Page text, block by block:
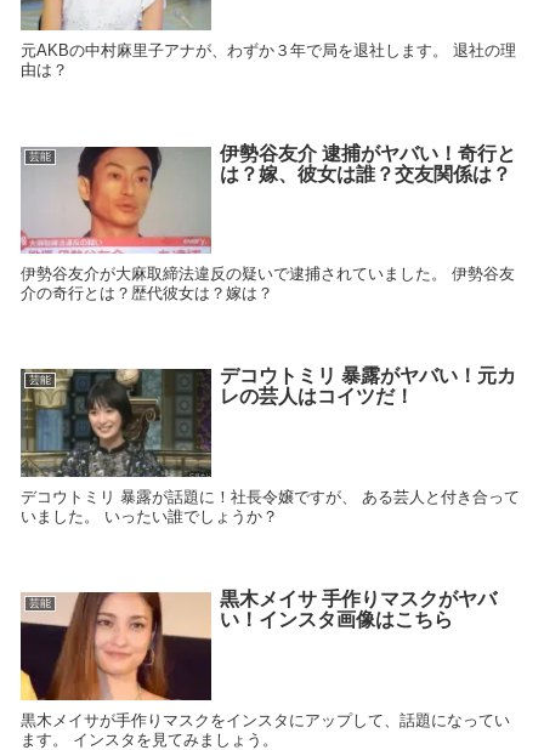
元AKBの中村麻里子アナが、わずか３年で局を退社します。 退社の理
由は？
芸能
伊勢谷友介 逮捕がヤバい！奇行と
は？嫁、彼女は誰？交友関係は？
伊勢谷友介が大麻取締法違反の疑いで逮捕されていました。 伊勢谷友
介の奇行とは？歴代彼女は？嫁は？
芸能
デコウトミリ 暴露がヤバい！元カ
レの芸人はコイツだ！
デコウトミリ 暴露が話題に！社長令嬢ですが、 ある芸人と付き合って
いました。 いったい誰でしょうか？
芸能
黒木メイサ 手作りマスクがヤバ
い！インスタ画像はこちら
黒木メイサが手作りマスクをインスタにアップして、話題になってい
ます。 インスタを見てみましょう。